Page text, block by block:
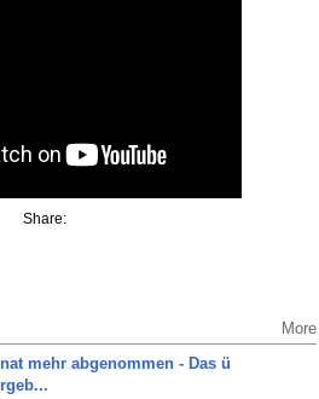
Share:
More
mehr abgenommen - Das ü